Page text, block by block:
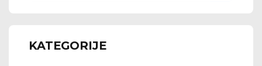
KATEGORIJE